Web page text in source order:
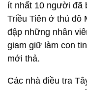
ít nhất 10 người đã
Triều Tiên ở thủ đô
đập những nhân
giam giữ làm con
mới thả.
Các nhà điều tra